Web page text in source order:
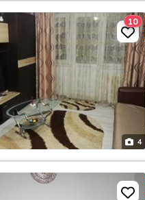
4
10